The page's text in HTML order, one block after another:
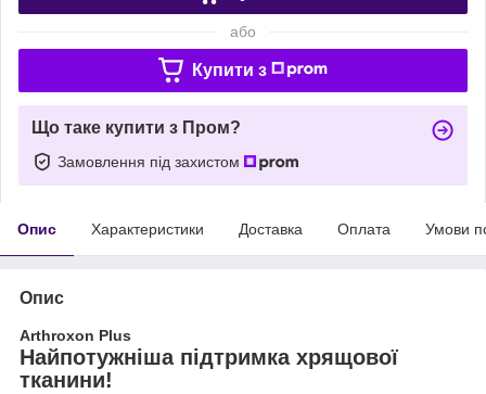
або
Купити з
Що таке купити з Пром?
Замовлення під захистом
Опис Характеристики Доставка Оплата Умови
Опис
Arthroxon Plus
Найпотужніша підтримка хрящової
тканини!